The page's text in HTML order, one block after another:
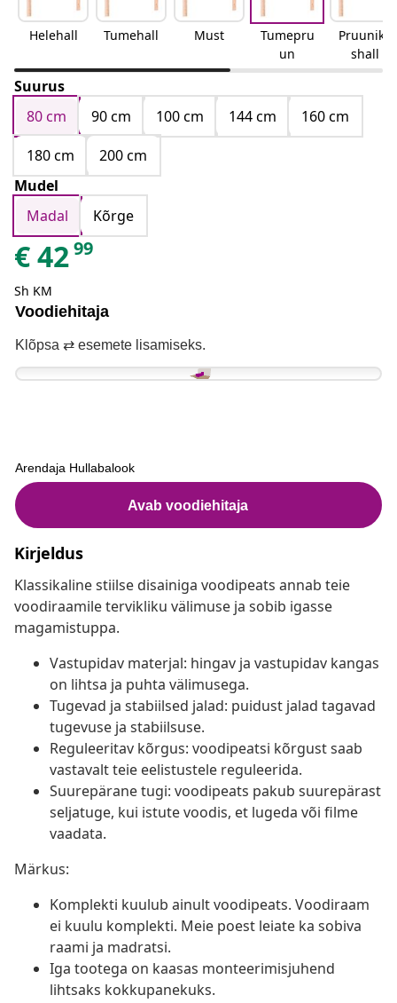
Helehall Tumehall Must
Tumepru
un
Pruunika
shall
Suurus
80 cm
90 cm 100 cm 144 cm
160 cm
180 cm
200 cm
Mudel
Madal
Kõrge
€4299
Sh KM
Kirjeldus
Klassikaline stiilse disainiga voodipeats annab teie
voodiraamile tervikliku välimuse ja sobib igasse
magamistuppa.
Vastupidav materjal: hingav ja vastupidav kangas
on lihtsa ja puhta välimusega.
Tugevad ja stabiilsed jalad: puidust jalad tagavad
tugevuse ja stabiilsuse.
Reguleeritav kõrgus: voodipeatsi kõrgust saab
vastavalt teie eelistustele reguleerida.
Suurepärane tugi: voodipeats pakub suurepärast
seljatuge, kui istute voodis, et lugeda või filme
vaadata.
Märkus:
Komplekti kuulub ainult voodipeats. Voodiraam
ei kuulu komplekti. Meie poest leiate ka sobiva
raami ja madratsi.
Iga tootega on kaasas monteerimisjuhend
lihtsaks kokkupanekuks.